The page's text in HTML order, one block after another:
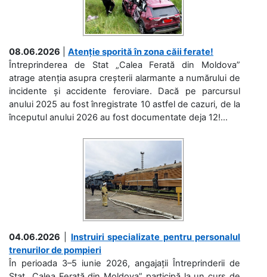
08.06.2026
Atenție sporită în zona căii ferate!
Întreprinderea de Stat „Calea Ferată din Moldova”
atrage atenția asupra creșterii alarmante a numărului de
incidente și accidente feroviare. Dacă pe parcursul
anului 2025 au fost înregistrate 10 astfel de cazuri, de la
începutul anului 2026 au fost documentate deja 12!...
04.06.2026
Instruiri specializate pentru personalul
trenurilor de pompieri
În perioada 3–5 iunie 2026, angajații Întreprinderii de